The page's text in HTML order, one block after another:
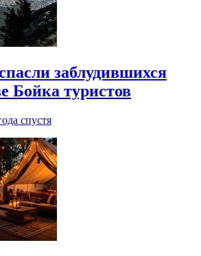
заблудившихся
Бойка туристов
спустя